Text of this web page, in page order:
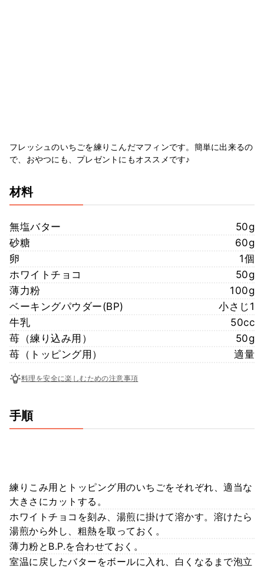
フレッシュのいちごを練りこんだマフィンです。簡単に出来るの
で、おやつにも、プレゼントにもオススメです♪
材料
無塩バター
50g
砂糖
60g
卵
1個
ホワイトチョコ
50g
薄力粉
100g
ベーキングパウダー(BP)
小さじ1
牛乳
50cc
苺（練り込み用）
50g
苺（トッピング用）
適量
料理を安全に楽しむための注意事項
手順
練りこみ用とトッピング用のいちごをそれぞれ、適当な
大きさにカットする。
ホワイトチョコを刻み、湯煎に掛けて溶かす。溶けたら
湯煎から外し、粗熱を取っておく。
薄力粉とB.P.を合わせておく。
室温に戻したバターをボールに入れ、白くなるまで泡立